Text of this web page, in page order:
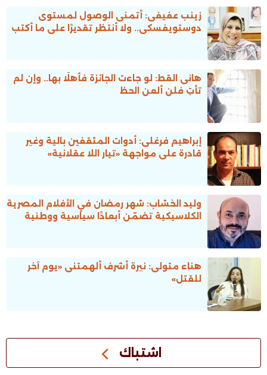
زينب عفيفى: أتمنى الوصول لمستوى
دوستويفسكى.. ولا أنتظر تقديرًا على ما أكتب
هانى القط: لو جاءت الجائزة فأهلًا بها.. وإن لم
تأتِ فلن ألعن الحظ
إبراهيم فرغلى: أدوات المثقفين بالية وغير
قادرة على مواجهة «تيار اللا عقلانية»
وليد الخشاب: شهر رمضان في الأفلام المصرية
الكلاسيكية تضمّن أبعادًا سياسية ووطنية
هناء متولى: نيرة أشرف ألهمتنى «يوم آخر
للقتل»
اشتباك